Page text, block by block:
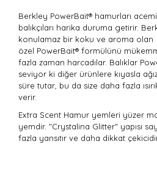
Berkley PowerBait® hamurları acemi
balıkçıları harika duruma getirir.
konulamaz bir koku ve aroma olan
özel PowerBait® formülünü
fazla zaman harcadılar. Balıklar
seviyor ki diğer ürünlere kıyasla
süre tutar, bu da size daha fazla
verir.
Extra Scent Hamur yemleri yüzer
yemdir. "Crystalina Glitter" yapısı
fazla yansıtır ve daha dikkat